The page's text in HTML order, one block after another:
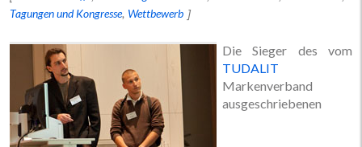
Tagungen und Kongresse Wettbewerb
Die Sieger des vom
TUDALIT
Markenverband
ausgeschriebenen